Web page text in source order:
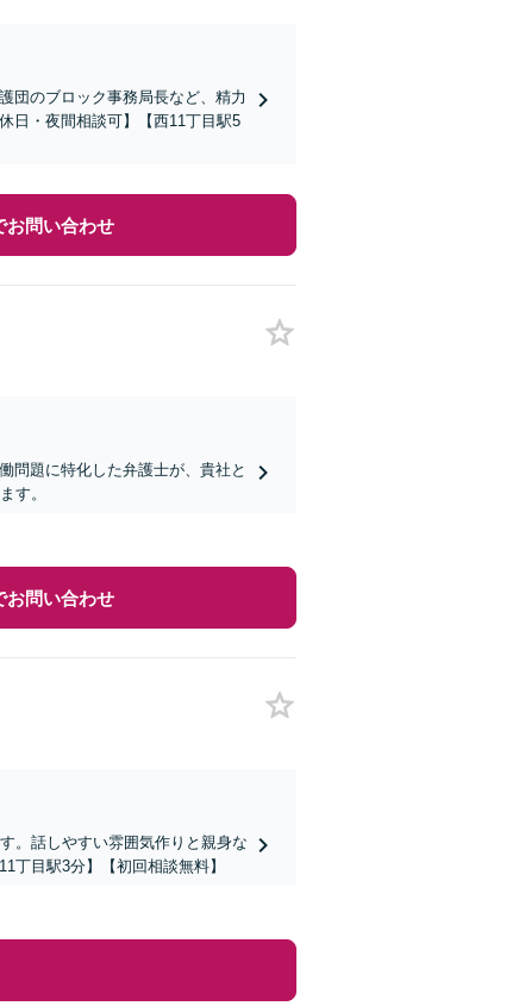
団のブロック事務局長など、精力
日・夜間相談可】【西11丁目駅5
お問い合わせ
問題に特化した弁護士が、貴社と
す。
お問い合わせ
。話しやすい雰囲気作りと親身な
丁目駅3分】【初回相談無料】